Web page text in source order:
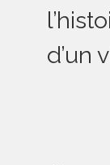
d’un